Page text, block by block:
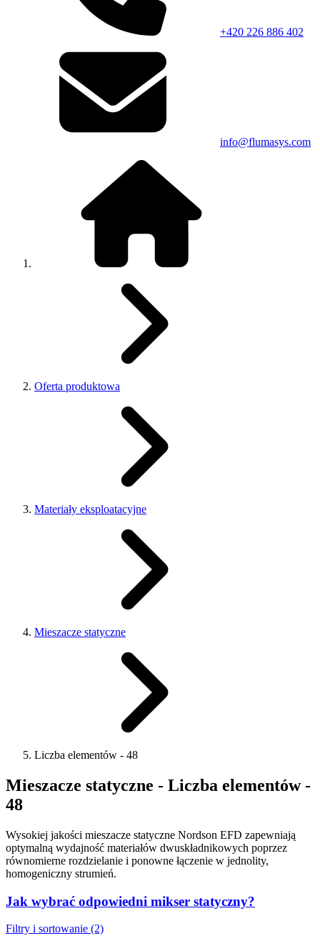
+420 226 886 402
info@flumasys.com
Oferta produktowa
Materiały eksploatacyjne
Mieszacze statyczne
Liczba elementów - 48
Mieszacze statyczne - Liczba elementów -
48
Wysokiej jakości mieszacze statyczne Nordson EFD zapewniają
optymalną wydajność materiałów dwuskładnikowych poprzez
równomierne rozdzielanie i ponowne łączenie w jednolity,
homogeniczny strumień.
Jak wybrać odpowiedni mikser statyczny?
Filtry i sortowanie (2)